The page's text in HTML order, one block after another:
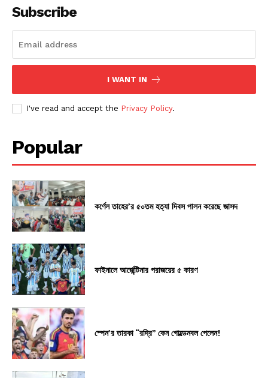
Subscribe
I WANT IN
I've read and accept the Privacy Policy.
Popular
কর্ণেল তাহের’র ৫০তম হত্যা দিবস পালন করেছে জাসদ
ফাইনালে আর্জেন্টিনার পরাজয়ের ৫ কারণ
স্পেন’র তারকা “রদ্রি” কেন গোল্ডেনবল পেলেন!